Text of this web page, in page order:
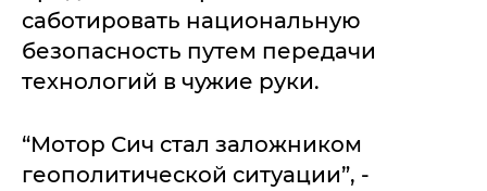
саботировать национальную
безопасность путем передачи
технологий в чужие руки.
“Мотор Сич стал заложником
геополитической ситуации”, -